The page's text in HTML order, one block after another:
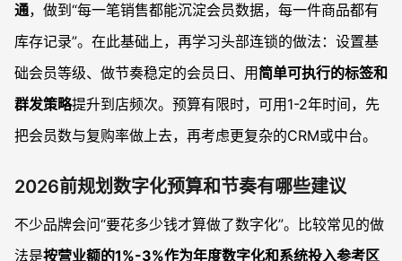
通，做到“每一笔销售都能沉淀会员数据，每一件商品都有
库存记录”。在此基础上，再学习头部连锁的做法：设置基
础会员等级、做节奏稳定的会员日、用简单可执行的标签和
群发策略提升到店频次。预算有限时，可用1-2年时间，先
把会员数与复购率做上去，再考虑更复杂的CRM或中台。
2026前规划数字化预算和节奏有哪些建议
不少品牌会问“要花多少钱才算做了数字化”。比较常见的做
法是按营业额的1%-3%作为年度数字化和系统投入参考区